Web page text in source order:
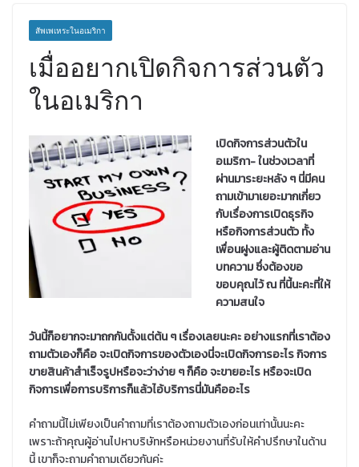
สัพเพเหระในอเมริกา
เมื่ออยากเปิดกิจการส่วนตัว
ในอเมริกา
เปิดกิจการส่วนตัวใน
อเมริกา- ในช่วงเวลาที่
ผ่านมาระยะหลัง ๆ นี่มีคน
ถามเข้ามาเยอะมากเกี่ยว
กับเรื่องการเปิดธุรกิจ
หรือกิจการส่วนตัว ทั้ง
เพื่อนฝูงและผู้ติดตามอ่าน
บทความ ซึ่งต้องขอ
ขอบคุณไว้ ณ ที่นี้นะคะที่ให้
ความสนใจ
วันนี้ก็อยากจะมาถกกันตั้งแต่ต้น ๆ เรื่องเลยนะคะ อย่างแรกที่เราต้อง
ถามตัวเองก็คือ จะเปิดกิจการของตัวเองนี่จะเปิดกิจการอะไร กิจการ
ขายสินค้าสำเร็จรูปหรือจะว่าง่าย ๆ ก็คือ จะขายอะไร หรือจะเปิด
กิจการเพื่อการบริการก็แล้วไอ้บริการนี่มันคืออะไร
คำถามนี้ไม่เพียงเป็นคำถามที่เราต้องถามตัวเองก่อนเท่านั้นนะคะ
เพราะถ้าคุณผู้อ่านไปหาบริษัทหรือหน่วยงานที่รับให้คำปรึกษาในด้าน
นี้ เขาก็จะถามคำถามเดียวกันค่ะ